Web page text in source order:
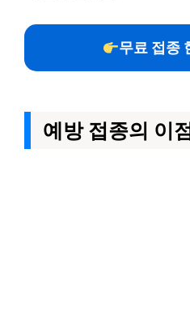
무료 접종
예방 접종의 이